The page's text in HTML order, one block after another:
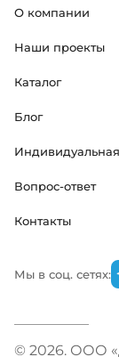
О компании
Наши проекты
Каталог
Блог
Вопрос-ответ
Контакты
Мы в соц. сетях:
© 2026. ООО